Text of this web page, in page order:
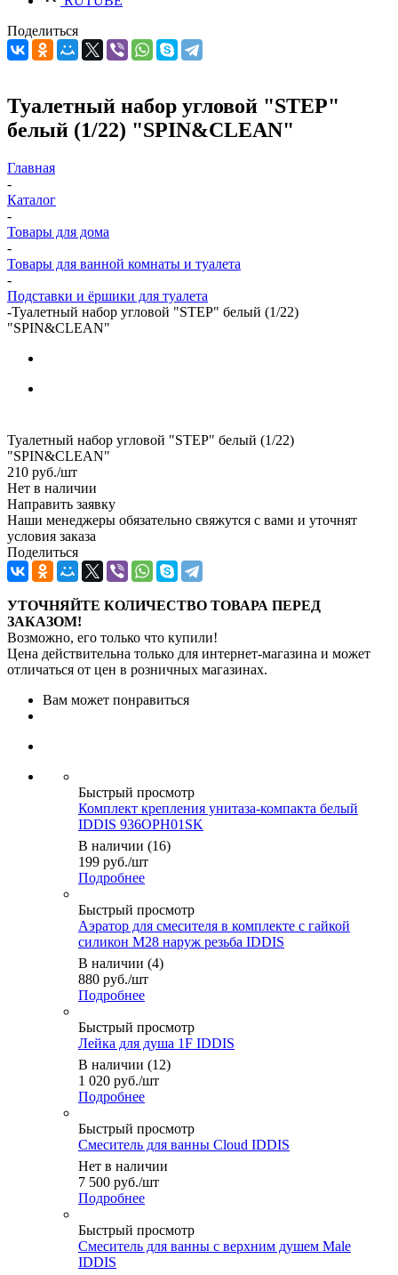
Поделиться
Туалетный набор угловой "STEP"
белый (1/22) "SPIN&CLEAN"
Главная
-
Каталог
-
Товары для дома
-
Товары для ванной комнаты и туалета
-
Подставки и ёршики для туалета
-Туалетный набор угловой "STEP" белый (1/22)
"SPIN&CLEAN"
Туалетный набор угловой "STEP" белый (1/22)
"SPIN&CLEAN"
210 руб./шт
Нет в наличии
Направить заявку
Наши менеджеры обязательно свяжутся с вами и уточнят
условия заказа
Поделиться
УТОЧНЯЙТЕ КОЛИЧЕСТВО ТОВАРА ПЕРЕД
ЗАКАЗОМ!
Возможно, его только что купили!
Цена действительна только для интернет-магазина и может
отличаться от цен в розничных магазинах.
Вам может понравиться
Быстрый просмотр
Комплект крепления унитаза-компакта белый
IDDIS 936OPH01SK
В наличии (16)
199 руб./шт
Подробнее
Быстрый просмотр
Аэратор для смесителя в комплекте с гайкой
силикон M28 наруж резьба IDDIS
В наличии (4)
880 руб./шт
Подробнее
Быстрый просмотр
Лейка для душа 1F IDDIS
В наличии (12)
1 020 руб./шт
Подробнее
Быстрый просмотр
Смеситель для ванны Cloud IDDIS
Нет в наличии
7 500 руб./шт
Подробнее
Быстрый просмотр
Смеситель для ванны с верхним душем Male
IDDIS